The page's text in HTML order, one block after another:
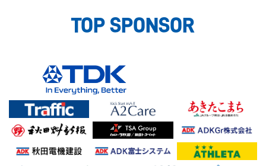
TOP SPONSOR